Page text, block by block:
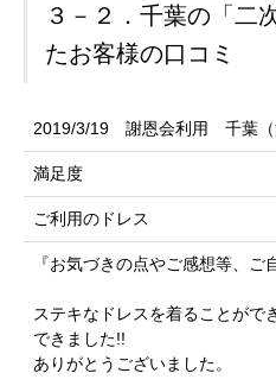
３－２．千葉の「二
たお客様の口コミ
2019/3/19 謝恩会利用 千葉
満足度
ご利用のドレス
『お気づきの点やご感想等、ご
ステキなドレスを着ることがで
できました!!
ありがとうございました。